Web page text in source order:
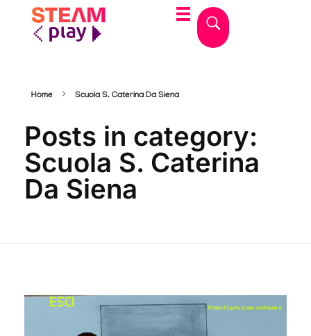
Home Scuola S. Caterina Da Siena
Posts in category:
Scuola S. Caterina
Da Siena